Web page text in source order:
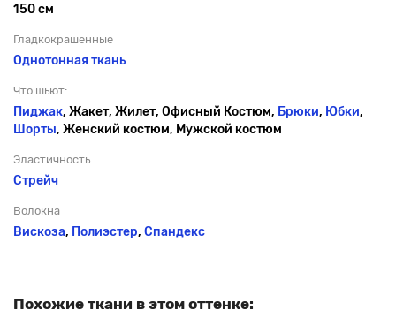
150 см
Гладкокрашенные
Однотонная ткань
Что шьют:
Пиджак, Жакет, Жилет, Офисный Костюм, Брюки, Юбки,
Шорты, Женский костюм, Мужской костюм
Эластичность
Стрейч
Волокна
Вискоза, Полиэстер, Спандекс
Похожие ткани в этом оттенке: